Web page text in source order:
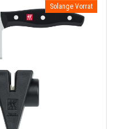
Solange Vorrat